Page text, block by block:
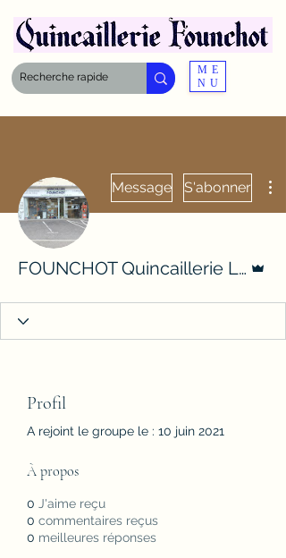
ME
NU
Message S'abonner
FOUNCHOT Quincaillerie Liffol
Profil
A rejoint le groupe le : 10 juin 2021
À propos
0 J'aime reçu
0 commentaires reçus
0 meilleures réponses